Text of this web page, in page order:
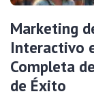
Marketing
Interactivo
Completa
de Éxito